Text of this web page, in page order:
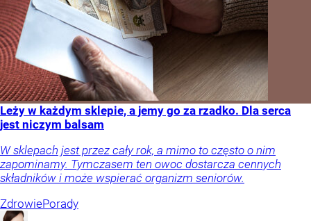
Leży w każdym sklepie, a jemy go za rzadko. Dla serca
jest niczym balsam
W sklepach jest przez cały rok, a mimo to często o nim
zapominamy. Tymczasem ten owoc dostarcza cennych
składników i może wspierać organizm seniorów.
ZdrowiePorady